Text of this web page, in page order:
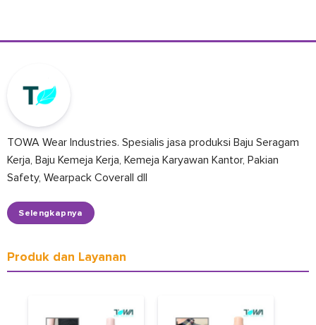
TOWA Wear Industries. Spesialis jasa produksi Baju Seragam
Kerja, Baju Kemeja Kerja, Kemeja Karyawan Kantor, Pakian
Safety, Wearpack Coverall dll
Selengkapnya
Produk dan Layanan